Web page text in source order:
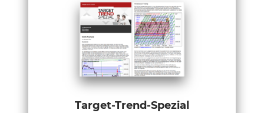
Target-Trend-Spezial